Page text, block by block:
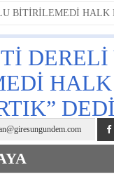
OBASI YAYLA ŞENLİĞİ
BİTİRİLEMEDİ HALK
HALK